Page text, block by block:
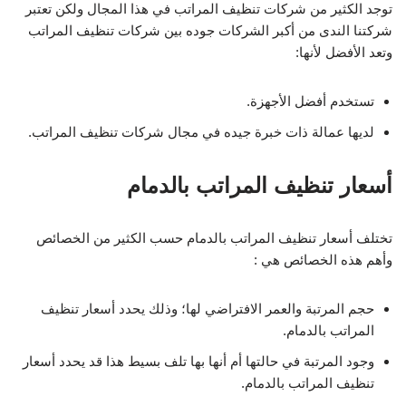
توجد الكثير من شركات تنظيف المراتب في هذا المجال ولكن تعتبر
شركتنا الندى من أكبر الشركات جوده بين شركات تنظيف المراتب
وتعد الأفضل لأنها:
تستخدم أفضل الأجهزة.
لديها عمالة ذات خبرة جيده في مجال شركات تنظيف المراتب.
أسعار تنظيف المراتب بالدمام
تختلف أسعار تنظيف المراتب بالدمام حسب الكثير من الخصائص
وأهم هذه الخصائص هي :
حجم المرتبة والعمر الافتراضي لها؛ وذلك يحدد أسعار تنظيف
المراتب بالدمام.
وجود المرتبة في حالتها أم أنها بها تلف بسيط هذا قد يحدد أسعار
تنظيف المراتب بالدمام.